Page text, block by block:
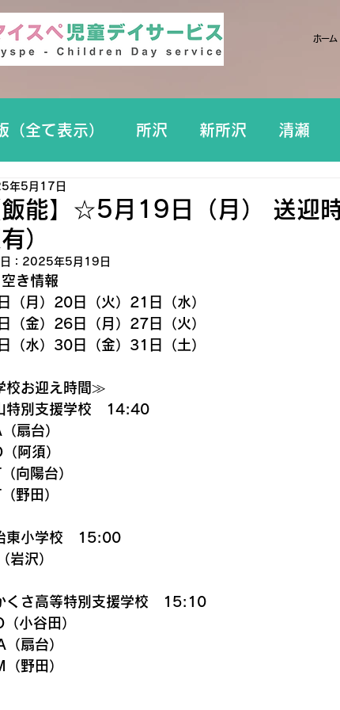
ホーム
（全て表示） 所沢 新所沢 清瀬
飯能】☆5月19日（月） 送迎
）
年5月17日
： 2025年5月19日
き情報
（月）20日（火）21日（水）
（金）26日（月）27日（火）
（水）30日（金）31日（土）
校お迎え時間≫
特別支援学校　14:40
扇台）
阿須）
向陽台）
野田）
東小学校　15:00
岩沢）
くさ高等特別支援学校　15:10
（小谷田）
（扇台）
（野田）